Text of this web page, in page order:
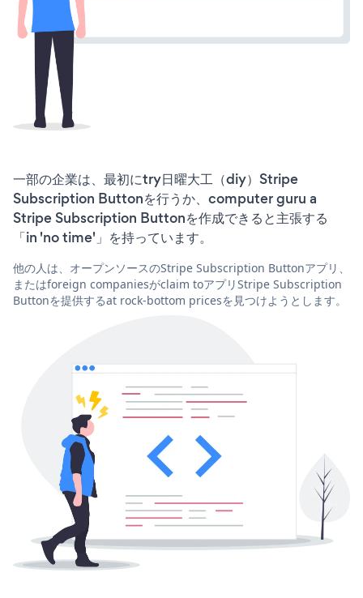
一部の企業は、最初にtry日曜大工（diy）Stripe
Subscription Buttonを行うか、computer guru a
Stripe Subscription Buttonを作成できると主張する
「in 'no time'」を持っています。
他の人は、オープンソースのStripe Subscription Buttonアプリ、
またはforeign companiesがclaim toアプリStripe Subscription
Buttonを提供するat rock-bottom pricesを見つけようとします。